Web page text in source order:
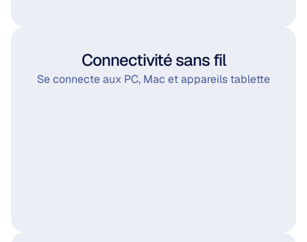
Connectivité sans fil
Se connecte aux PC, Mac et appareils tablette